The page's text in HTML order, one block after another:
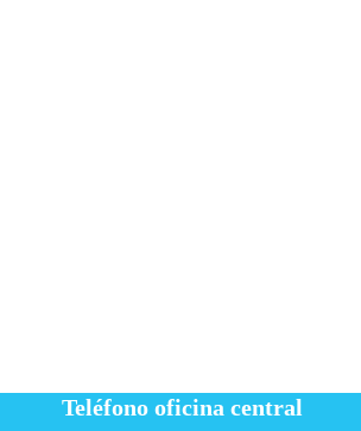
Teléfono oficina central